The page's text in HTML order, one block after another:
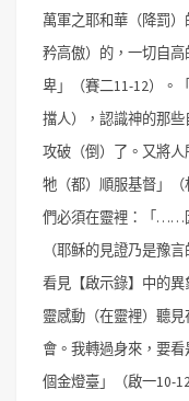
萬軍之耶和華（降罰
矜高傲）的，一切自
卑」（賽二11-12）。
擋人），認識神的那些
攻破（倒）了。又將
牠（都）順服基督」（
們必須在靈裡：「……
（耶稣的見證乃是豫
看見【啟示錄】中的異
靈感動（在靈裡）聽
會。我轉過身來，要
個金燈臺」（啟一10-